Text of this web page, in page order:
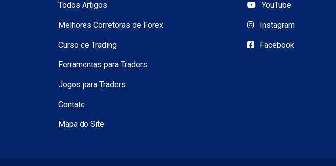
Todos Artigos
Melhores Corretoras de Forex
Curso de Trading
Ferramentas para Traders
Jogos para Traders
Contato
Mapa do Site
YouTube
Instagram
Facebook